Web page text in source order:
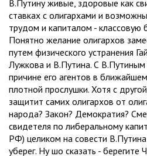
В.Путину живые, здоровые как
ставках с олигархами и
трудом и капиталом - классовую
Понятно желание олигархов
путем физического устранения
Лужкова и В.Путина. С
причине его агентов в
плотной прослушки. Хотя с
защитит самих олигархов от
народа? Закон? Демократия?
свидетеля по либеральному
РФ) целиком на совести
уберег. Ну шо сказать - берегите